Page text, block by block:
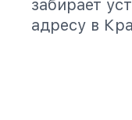
забирает
адресу в